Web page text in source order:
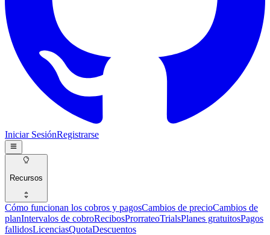
Iniciar SesiónRegistrarse
Recursos
Cómo funcionan los cobros y pagosCambios de precioCambios de
planIntervalos de cobroRecibosProrrateoTrialsPlanes gratuitosPagos
fallidosLicenciasQuotaDescuentos